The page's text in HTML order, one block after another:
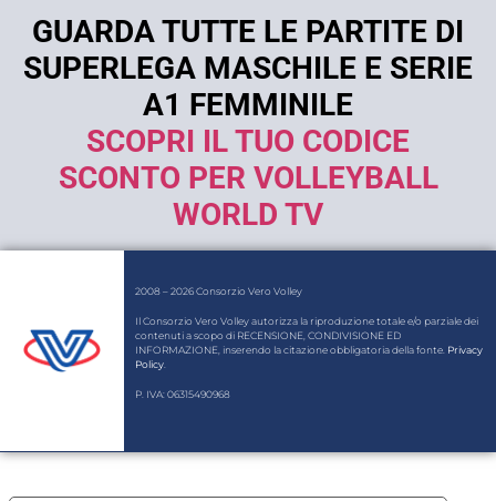
GUARDA TUTTE LE PARTITE DI
SUPERLEGA MASCHILE E SERIE
A1 FEMMINILE
SCOPRI IL TUO CODICE
SCONTO PER VOLLEYBALL
WORLD TV
2008 – 2026 Consorzio Vero Volley
Il Consorzio Vero Volley autorizza la riproduzione totale e/o parziale dei
contenuti a scopo di RECENSIONE, CONDIVISIONE ED
INFORMAZIONE, inserendo la citazione obbligatoria della fonte. Privacy
Policy
P. IVA: 06315490968